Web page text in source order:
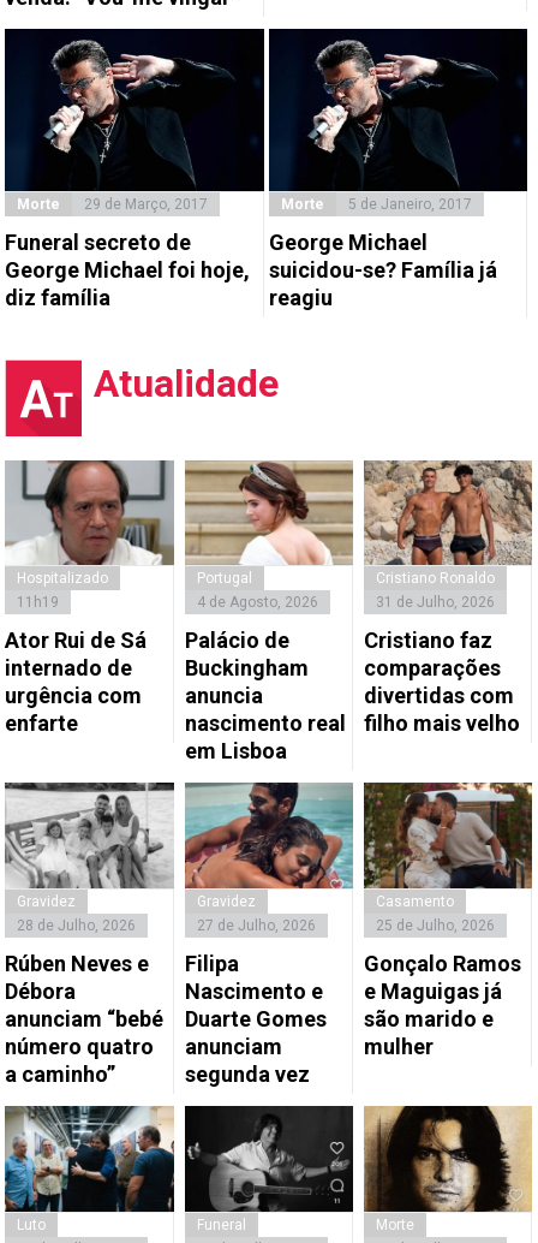
Morte 29 de Março, 2017
Funeral secreto de
George Michael foi hoje,
diz família
Morte 5 de Janeiro, 2017
George Michael
suicidou-se? Família já
reagiu
Atualidade
Hospitalizado
11h19
Ator Rui de Sá
internado de
urgência com
enfarte
Portugal
4 de Agosto, 2026
Palácio de
Buckingham
anuncia
nascimento real
em Lisboa
Cristiano Ronaldo
31 de Julho, 2026
Cristiano faz
comparações
divertidas com
filho mais velho
Gravidez
28 de Julho, 2026
Rúben Neves e
Débora
anunciam “bebé
número quatro
a caminho”
Gravidez
27 de Julho, 2026
Filipa
Nascimento e
Duarte Gomes
anunciam
segunda vez
Casamento
25 de Julho, 2026
Gonçalo Ramos
e Maguigas já
são marido e
mulher
Luto
Funeral
Morte